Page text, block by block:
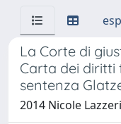
La Corte di
Carta dei
sentenza
2014 Nicole